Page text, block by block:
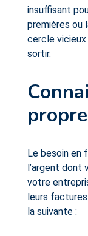
insuffisant
premières ou
cercle
sortir.
Le besoin en
l’argent dont
votre
leurs
la suivante :